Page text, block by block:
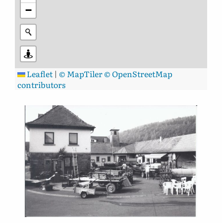
−
Leaflet | © MapTiler© OpenStreetMap
contributors